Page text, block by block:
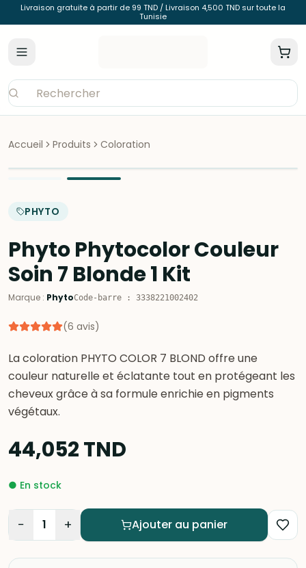
Livraison gratuite à partir de 99 TND / Livraison 4,500 TND sur toute la
Tunisie
Accueil Produits Coloration
PHYTO
Phyto Phytocolor Couleur
Soin 7 Blonde 1 Kit
Marque : PhytoCode-barre : 3338221002402
(6 avis)
La coloration PHYTO COLOR 7 BLOND offre une
couleur naturelle et éclatante tout en protégeant les
cheveux grâce à sa formule enrichie en pigments
végétaux.
44,052TND
● En stock
− 1 + Ajouter au panier